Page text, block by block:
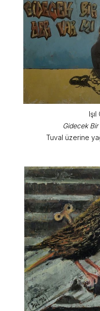
Gidecek Bir
Tuval üzerine